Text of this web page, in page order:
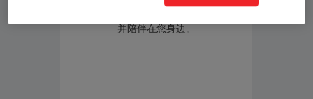
并陪伴在您身边。